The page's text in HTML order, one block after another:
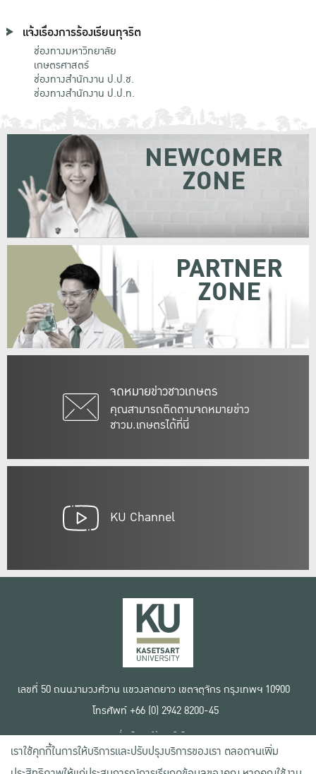
แจ้งเรื่องการร้องเรียนทุจริต
ช่องทางมหาวิทยาลัย
เกษตรศาสตร์
ช่องทางสำนักงาน ป.ป.ช.
ช่องทางสำนักงาน ป.ป.ท.
จดหมายข่าวชาวเกษตร
คุณสามารถติดตามจดหมายข่าว
ชาวม.เกษตรได้ที่นี่
NEWCOMER
ZONE
PARTNER
ZONE
KU Channel
เลขที่ 50 ถนนงามวงศ์วาน แขวงลาดยาว เขตจตุจักร กรุงเทพฯ 10900
โทรศัพท์ +66 (0) 2942 8200-45
เงื่อนไขการใช้งานเว็บไซต์
ข้อตกลงด้านสิทธิ์ใช้งาน
นโยบายความเป็นส่วนตัว
เราใช้คุกกี้ในการให้บริการและปรับปรุงบริการของเรา ตลอดจนเพิ่ม